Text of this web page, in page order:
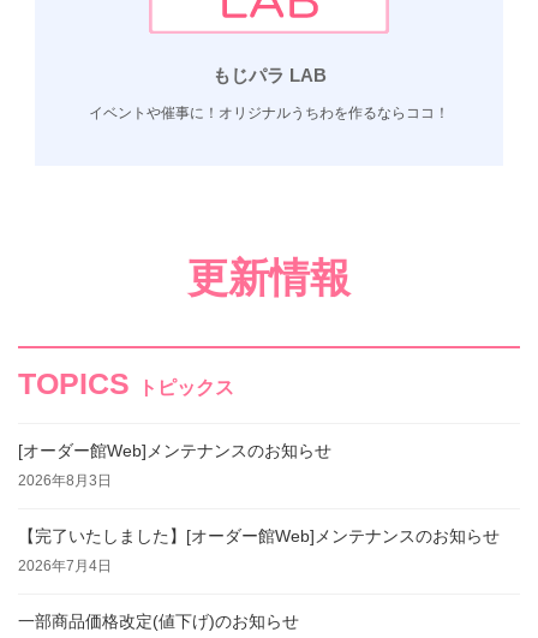
もじパラ LAB
イベントや催事に！オリジナルうちわを作るならココ！
更新情報
TOPICS トピックス
[オーダー館Web]メンテナンスのお知らせ
2026年8月3日
【完了いたしました】[オーダー館Web]メンテナンスのお知らせ
2026年7月4日
一部商品価格改定(値下げ)のお知らせ